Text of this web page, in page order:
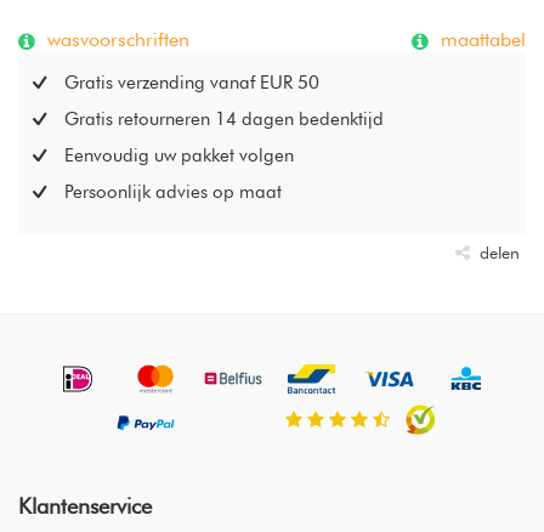
wasvoorschriften maattabel
Gratis verzending vanaf EUR 50
Gratis retourneren 14 dagen bedenktijd
Eenvoudig uw pakket volgen
Persoonlijk advies op maat
delen
Klantenservice